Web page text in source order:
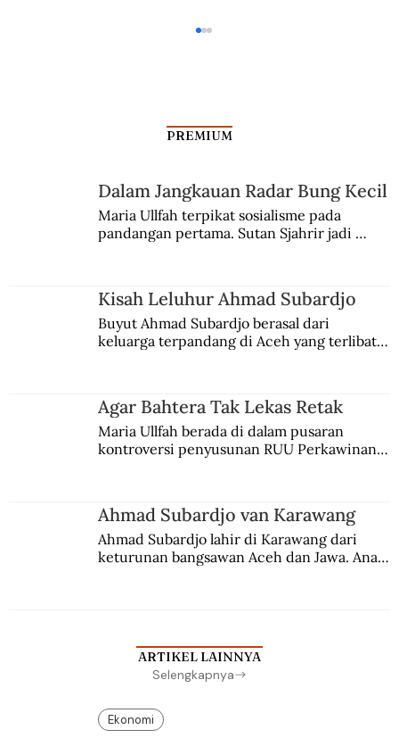
Pemilu di Kediri Masa Revolusi
PREMIUM
Dalam Jangkauan Radar Bung Kecil
Maria Ullfah terpikat sosialisme pada
pandangan pertama. Sutan Sjahrir jadi
Kisah Leluhur Ahmad Subardjo
Buyut Ahmad Subardjo berasal dari
keluarga terpandang di Aceh yang terlibat
Agar Bahtera Tak Lekas Retak
Maria Ullfah berada di dalam pusaran
kontroversi penyusunan RUU Perkawinan.
Ahmad Subardjo van Karawang
Ahmad Subardjo lahir di Karawang dari
keturunan bangsawan Aceh dan Jawa. Anak
ARTIKEL LAINNYA
Selengkapnya
Ekonomi